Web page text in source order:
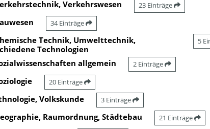
Verkehrswesen 23 Einträge
34 Einträge
Technik, Umwelttechnik,
Technologien
5
allgemein 2 Einträge
20 Einträge
Volkskunde 3 Einträge
Raumordnung, Städtebau 21 Einträge